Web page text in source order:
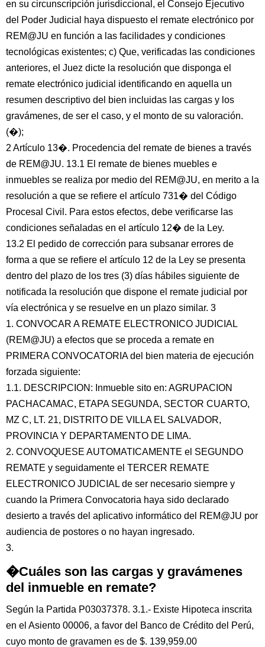
en su circunscripción jurisdiccional, el Consejo Ejecutivo
del Poder Judicial haya dispuesto el remate electrónico por
REM@JU en función a las facilidades y condiciones
tecnológicas existentes; c) Que, verificadas las condiciones
anteriores, el Juez dicte la resolución que disponga el
remate electrónico judicial identificando en aquella un
resumen descriptivo del bien incluidas las cargas y los
gravámenes, de ser el caso, y el monto de su valoración.
(�);
2 Artículo 13�. Procedencia del remate de bienes a través
de REM@JU. 13.1 El remate de bienes muebles e
inmuebles se realiza por medio del REM@JU, en merito a la
resolución a que se refiere el artículo 731� del Código
Procesal Civil. Para estos efectos, debe verificarse las
condiciones señaladas en el artículo 12� de la Ley.
13.2 El pedido de corrección para subsanar errores de
forma a que se refiere el artículo 12 de la Ley se presenta
dentro del plazo de los tres (3) días hábiles siguiente de
notificada la resolución que dispone el remate judicial por
vía electrónica y se resuelve en un plazo similar. 3
1. CONVOCAR A REMATE ELECTRONICO JUDICIAL
(REM@JU) a efectos que se proceda a remate en
PRIMERA CONVOCATORIA del bien materia de ejecución
forzada siguiente:
1.1. DESCRIPCION: Inmueble sito en: AGRUPACION
PACHACAMAC, ETAPA SEGUNDA, SECTOR CUARTO,
MZ C, LT. 21, DISTRITO DE VILLA EL SALVADOR,
PROVINCIA Y DEPARTAMENTO DE LIMA.
2. CONVOQUESE AUTOMATICAMENTE el SEGUNDO
REMATE y seguidamente el TERCER REMATE
ELECTRONICO JUDICIAL de ser necesario siempre y
cuando la Primera Convocatoria haya sido declarado
desierto a través del aplicativo informático del REM@JU por
audiencia de postores o no hayan ingresado.
3.
�Cuáles son las cargas y gravámenes
del inmueble en remate?
Según la Partida P03037378. 3.1.- Existe Hipoteca inscrita
en el Asiento 00006, a favor del Banco de Crédito del Perú,
cuyo monto de gravamen es de $. 139,959.00